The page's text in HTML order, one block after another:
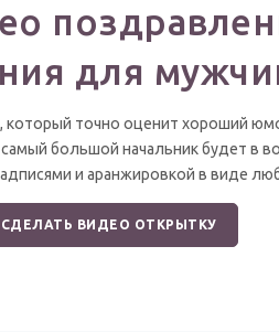
для
точно оценит хороший
большой начальник будет в
и аранжировкой в виде
СДЕЛАТЬ ВИДЕО ОТКРЫТКУ